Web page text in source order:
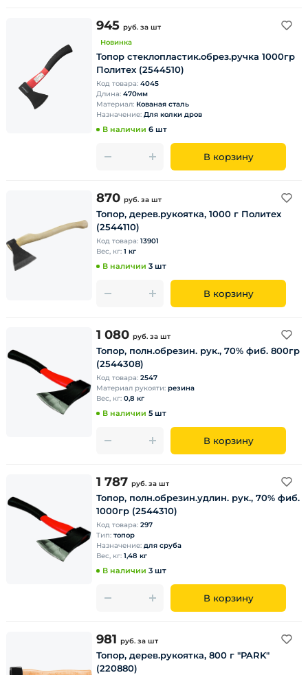
945 руб. за шт
Новинка
Топор стеклопластик.обрез.ручка 1000гр
Политех (2544510)
Код товара: 4045
Длина: 470мм
Материал: Кованая сталь
Назначение: Для колки дров
В наличии 6 шт
В корзину
870 руб. за шт
Топор, дерев.рукоятка, 1000 г Политех
(2544110)
Код товара: 13901
Вес, кг: 1 кг
В наличии 3 шт
В корзину
1 080 руб. за шт
Топор, полн.обрезин. рук., 70% фиб. 800гр
(2544308)
Код товара: 2547
Материал рукояти: резина
Вес, кг: 0,8 кг
В наличии 5 шт
В корзину
1 787 руб. за шт
Топор, полн.обрезин.удлин. рук., 70% фиб.
1000гр (2544310)
Код товара: 297
Тип: топор
Назначение: для сруба
Вес, кг: 1,48 кг
В наличии 3 шт
В корзину
981 руб. за шт
Топор, дерев.рукоятка, 800 г "PARK"
(220880)